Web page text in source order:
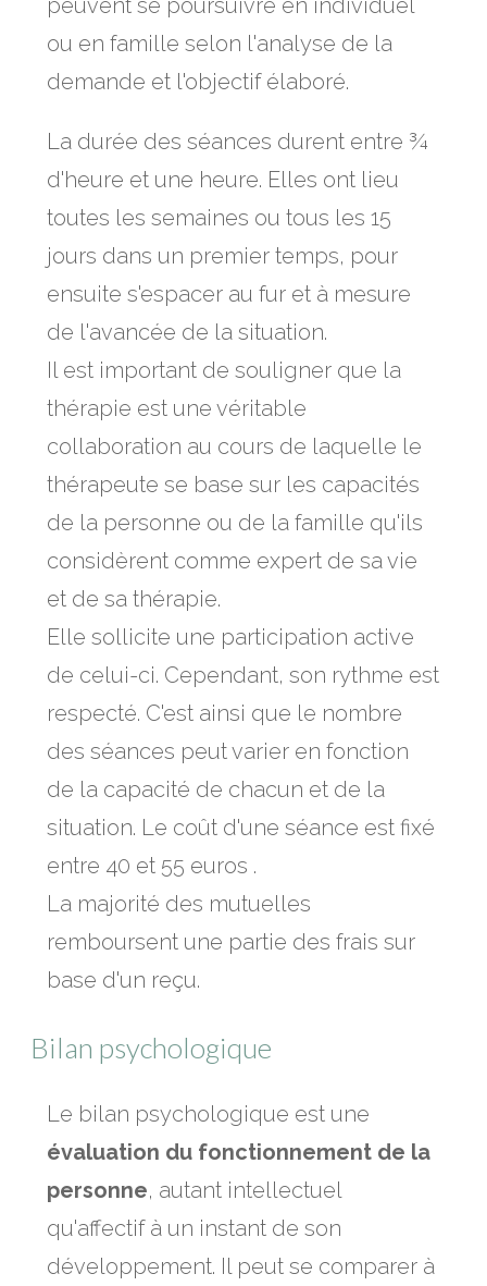
peuvent se poursuivre en individuel
ou en famille selon l'analyse de la
demande et l'objectif élaboré.
La durée des séances durent entre ¾
d'heure et une heure. Elles ont lieu
toutes les semaines ou tous les 15
jours dans un premier temps, pour
ensuite s'espacer au fur et à mesure
de l'avancée de la situation.
Il est important de souligner que la
thérapie est une véritable
collaboration au cours de laquelle le
thérapeute se base sur les capacités
de la personne ou de la famille qu'ils
considèrent comme expert de sa vie
et de sa thérapie.
Elle sollicite une participation active
de celui-ci. Cependant, son rythme est
respecté. C'est ainsi que le nombre
des séances peut varier en fonction
de la capacité de chacun et de la
situation. Le coût d'une séance est fixé
entre 40 et 55 euros .
La majorité des mutuelles
remboursent une partie des frais sur
base d'un reçu.
Bilan psychologique
Le bilan psychologique est une
évaluation du fonctionnement de la
personne, autant intellectuel
qu'affectif à un instant de son
développement. Il peut se comparer à